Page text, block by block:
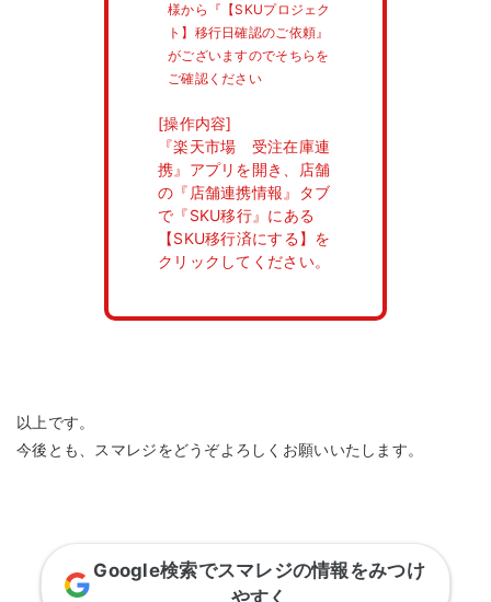
様から『【SKUプロジェク
ト】移行日確認のご依頼』
がございますのでそちらを
ご確認ください
[操作内容]
『楽天市場 受注在庫連
携』アプリを開き、店舗
の『店舗連携情報』タブ
で『SKU移行』にある
【SKU移行済にする】を
クリックしてください。
以上です。
今後とも、スマレジをどうぞよろしくお願いいたします。
Google検索でスマレジの情報をみつけ